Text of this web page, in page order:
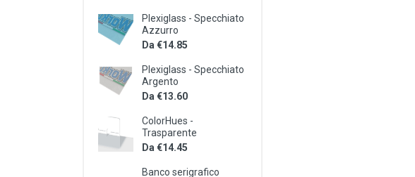
Plexiglass - Specchiato
Azzurro
Da €14.85
Plexiglass - Specchiato
Argento
Da €13.60
ColorHues -
Trasparente
Da €14.45
Banco serigrafico